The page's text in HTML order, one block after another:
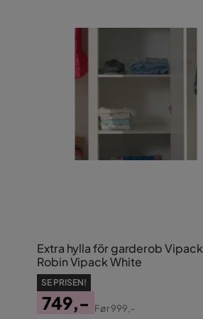
Extra hylla för garderob Vipack
Robin Vipack White
SE PRISEN!
749,-
Før999,-